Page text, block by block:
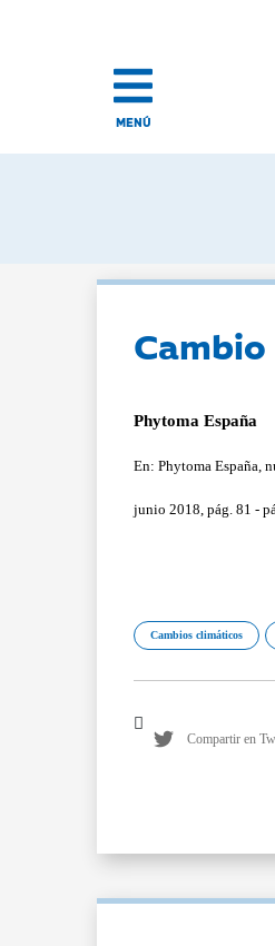
MENÚ
Phytoma España
En: Phytoma España,
junio 2018, pág. 81 -
Cambios climáticos
Compartir en